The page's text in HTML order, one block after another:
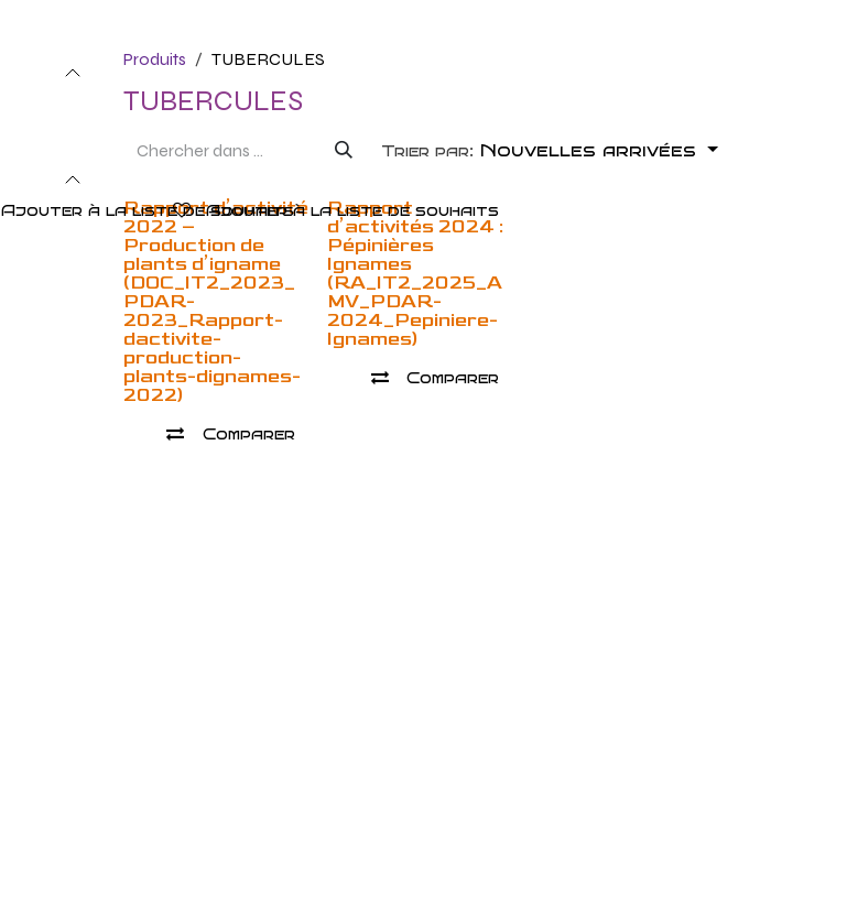
Produits TUBERCULES
TUBERCULES
Trier par: Nouvelles arrivées
Rapport d’activité
2022 –
Production de
plants d’igname
(DOC_IT2_2023_
PDAR-
2023_Rapport-
dactivite-
production-
plants-dignames-
2022)
Comparer
Ajouter à la liste de souhaits
Rapport
d’activités 2024 :
Pépinières
Ignames
(RA_IT2_2025_A
MV_PDAR-
2024_Pepiniere-
Ignames)
Comparer
Ajouter à la liste de souhaits